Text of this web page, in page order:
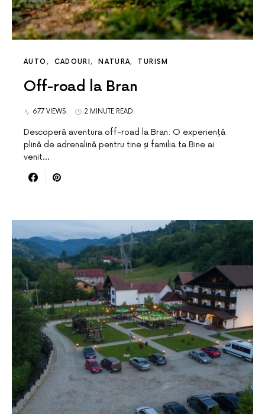
AUTO CADOURI NATURA TURISM
Off-road la Bran
677 VIEWS 2 MINUTE READ
Descoperă aventura off-road la Bran: O experiență
plină de adrenalină pentru tine și familia ta Bine ai
venit…